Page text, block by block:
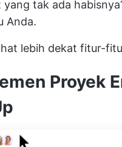
yang tak ada
Anda.
lebih dekat fitur-
Proyek